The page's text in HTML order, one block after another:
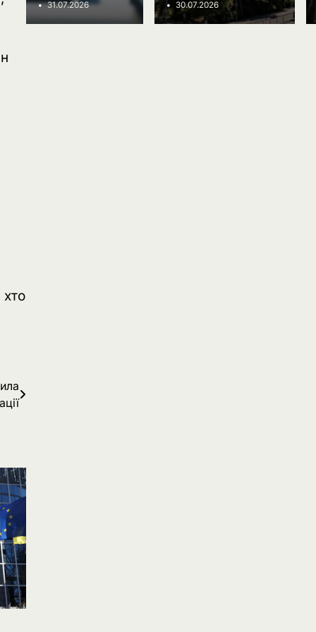
31.07.2026
30.07.2026